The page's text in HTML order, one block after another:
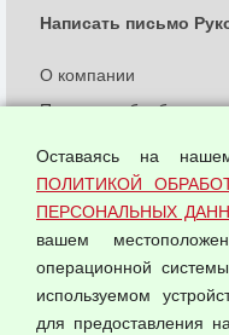
О компании
Политика обработки и
Согласием на
Оферта оптовой купли-
Публичная оферта
Написать письмо
Оставаясь на
ПОЛИТИКОЙ
ПЕРСОНАЛЬНЫХ
вашем
операционной
используемом
для предоставления